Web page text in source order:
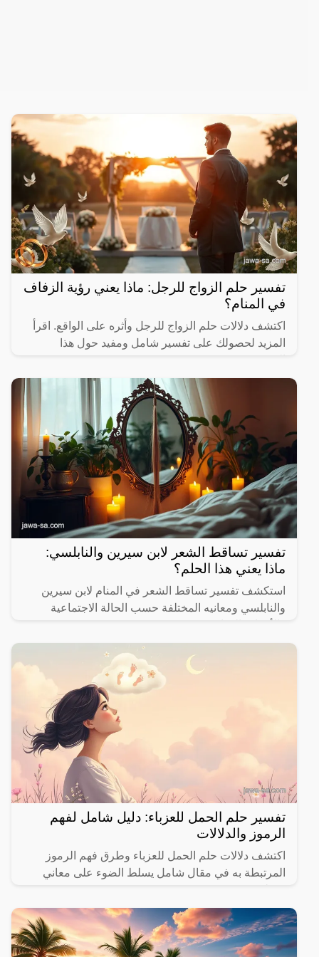
تفسير حلم الزواج للرجل: ماذا يعني رؤية الزفاف
في المنام؟
اكتشف دلالات حلم الزواج للرجل وأثره على الواقع. اقرأ
المزيد لحصولك على تفسير شامل ومفيد حول هذا
تفسير تساقط الشعر لابن سيرين والنابلسي:
ماذا يعني هذا الحلم؟
استكشف تفسير تساقط الشعر في المنام لابن سيرين
والنابلسي ومعانيه المختلفة حسب الحالة الاجتماعية
تفسير حلم الحمل للعزباء: دليل شامل لفهم
الرموز والدلالات
اكتشف دلالات حلم الحمل للعزباء وطرق فهم الرموز
المرتبطة به في مقال شامل يسلط الضوء على معاني